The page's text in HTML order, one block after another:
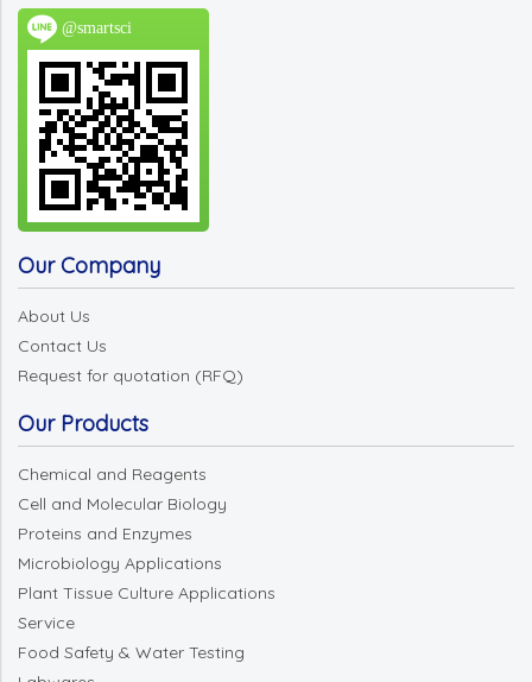
@smartsci
Our Company
About Us
Contact Us
Request for quotation (RFQ)
Our Products
Chemical and Reagents
Cell and Molecular Biology
Proteins and Enzymes
Microbiology Applications
Plant Tissue Culture Applications
Service
Food Safety & Water Testing